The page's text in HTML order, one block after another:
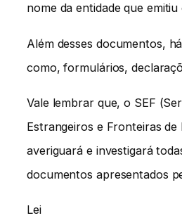
nome da entidade que
Além desses documentos,
como, formulários,
Vale lembrar que, o SEF
Estrangeiros e Fronteiras de
averiguará e investigará
documentos apresentados
Lei